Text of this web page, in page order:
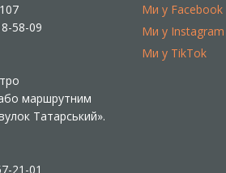
58-09
маршрутним
Татарський».
21-01
Ми у Facebook
Ми у Instagram
Ми у TikTok